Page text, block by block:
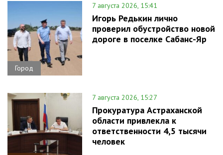
Город
7 августа 2026, 15:41
Игорь Редькин лично
проверил обустройство новой
дороге в поселке Сабанс-Яр
7 августа 2026, 15:27
Прокуратура Астраханской
области привлекла к
ответственности 4,5 тысячи
человек